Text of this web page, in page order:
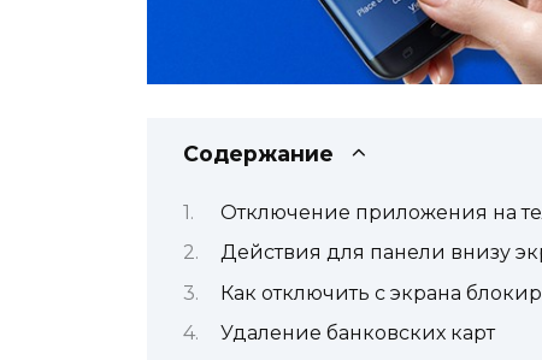
Содержание
Отключение приложения на
Действия для панели внизу
Как отключить с экрана
Удаление банковских карт